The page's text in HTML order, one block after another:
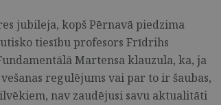
jubileja, kopš Pērnavā piedzima
tiesību profesors Frīdrihs
Martensa klauzula, ka, ja
regulējums vai par to ir šaubas,
nav zaudējusi savu aktualitāti